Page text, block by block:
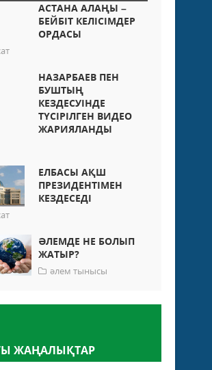
АСТАНА АЛАҢЫ –
БЕЙБІТ КЕЛІСІМДЕР
ОРДАСЫ
НАЗАРБАЕВ ПЕН
БУШТЫҢ
КЕЗДЕСУІНДЕ
ТҮСІРІЛГЕН ВИДЕО
ЖАРИЯЛАНДЫ
ЕЛБАСЫ АҚШ
ПРЕЗИДЕНТІМЕН
КЕЗДЕСЕДІ
ӘЛЕМДЕ НЕ БОЛЫП
ЖАТЫР?
әлем тынысы
ЖАҢАЛЫҚТАР